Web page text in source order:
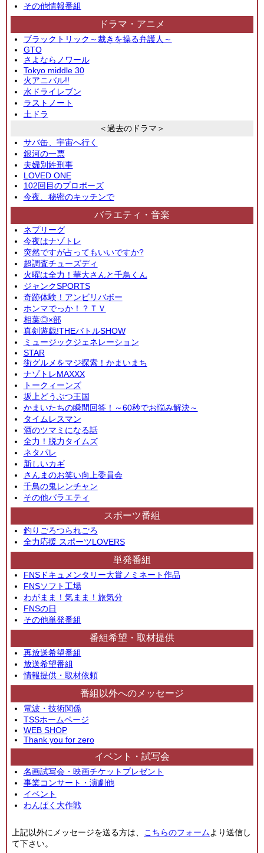
その他情報番組
ドラマ・アニメ
ブラックトリック～裁きを操る弁護人～
GTO
さよならノワール
Tokyo middle 30
火アニバル!!
水ドライレブン
ラストノート
土ドラ
＜過去のドラマ＞
サバ缶、宇宙へ行く
銀河の一票
夫婦別姓刑事
LOVED ONE
102回目のプロポーズ
今夜、秘密のキッチンで
バラエティ・音楽
ネプリーグ
今夜はナゾトレ
突然ですが占ってもいいですか?
超調査チューズディ
火曜は全力！華大さんと千鳥くん
ジャンクSPORTS
奇跡体験！アンビリバボー
ホンマでっか！？ＴＶ
相葉◎×部
真剣遊戯!THEバトルSHOW
ミュージックジェネレーション
STAR
街グルメをマジ探索！かまいまち
ナゾトレMAXXX
トークィーンズ
坂上どうぶつ王国
かまいたちの瞬間回答！～60秒でお悩み解決～
タイムレスマン
酒のツマミになる話
全力！脱力タイムズ
ネタパレ
新しいカギ
さんまのお笑い向上委員会
千鳥の鬼レンチャン
その他バラエティ
スポーツ番組
釣りごろつられごろ
全力応援 スポーツLOVERS
単発番組
FNSドキュメンタリー大賞ノミネート作品
FNSソフト工場
わがまま！気まま！旅気分
FNSの日
その他単発番組
番組希望・取材提供
再放送希望番組
放送希望番組
情報提供・取材依頼
番組以外へのメッセージ
電波・技術関係
TSSホームページ
WEB SHOP
Thank you for zero
イベント・試写会
名画試写会・映画チケットプレゼント
事業コンサート・演劇他
イベント
わんぱく大作戦
上記以外にメッセージを送る方は、 こちらのフォームより送信し
て下さい。